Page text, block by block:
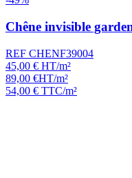
Chêne invisible
REF CHENF39004
45,00 € HT/m²
89,00 €HT/m²
54,00 € TTC/m²